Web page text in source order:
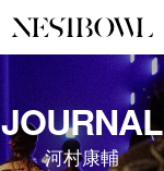
求人検索
新着求人
JOURNAL
河村康輔